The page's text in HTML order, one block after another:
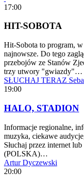
17:00
HIT-SOBOTA
Hit-Sobota to program,
najnowsze. Do tego
przebojów ze Stanów
trzy utwory "gwiazdy"…
SŁUCHAJ TERAZ
19:00
HALO, STADION
Informacje regionalne,
muzyka, ciekawe
Słuchaj przez internet
(POLSKA)…
Artur Dyczewski
20:00